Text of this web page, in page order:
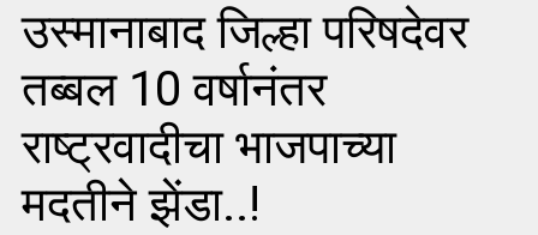
उस्मानाबाद जिल्हा परिषदेवर
तब्बल 10 वर्षानंतर
राष्ट्रवादीचा भाजपाच्या
मदतीने झेंडा..!